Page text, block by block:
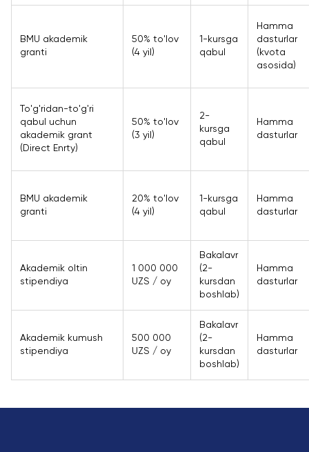
BMU akademik
granti
50% to'lov
(4 yil)
1-kursga
qabul
Hamma
dasturlar
(kvota
asosida)
To'g'ridan-to'g'ri
qabul uchun
akademik grant
(Direct Enrty)
50% to'lov
(3 yil)
2-
kursga
qabul
Hamma
dasturlar
BMU akademik
granti
20% to'lov
(4 yil)
1-kursga
qabul
Hamma
dasturlar
Akademik oltin
stipendiya
1 000 000
UZS / oy
Bakalavr
(2-
kursdan
boshlab)
Hamma
dasturlar
Akademik kumush
stipendiya
500 000
UZS / oy
Bakalavr
(2-
kursdan
boshlab)
Hamma
dasturlar